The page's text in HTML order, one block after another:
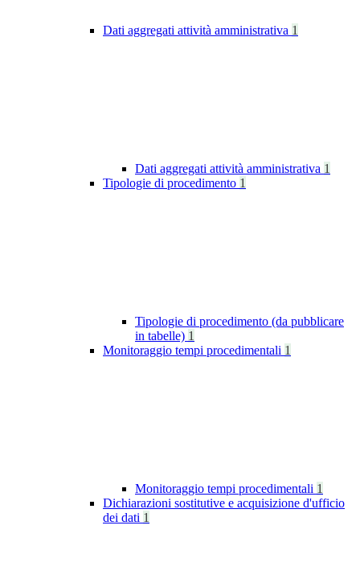
Dati aggregati attività amministrativa 1
Dati aggregati attività amministrativa 1
Tipologie di procedimento 1
Tipologie di procedimento (da pubblicare
in tabelle) 1
Monitoraggio tempi procedimentali 1
Monitoraggio tempi procedimentali 1
Dichiarazioni sostitutive e acquisizione d'ufficio
dei dati 1